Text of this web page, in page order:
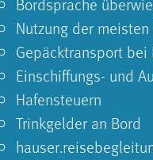
Nutzung der
Gepäcktransport
Einschiffungs- und
Hafensteuern
Trinkgelder an Bord